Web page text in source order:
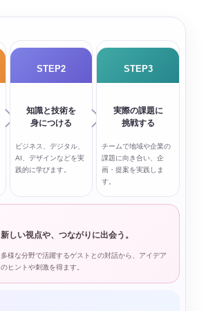
STEP2
知識と技術を
身につける
ビジネス、デジタル、
AI、デザインなどを実
践的に学びます。
STEP3
実際の課題に
挑戦する
チームで地域や企業の
課題に向き合い、企
画・提案を実践しま
す。
新しい視点や、つながりに出会う。
多様な分野で活躍するゲストとの対話から、アイデア
のヒントや刺激を得ます。